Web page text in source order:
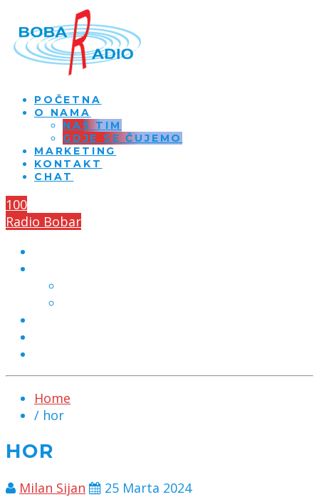
POČETNA
O NAMA
NAŠ TIM
GDJE SE ČUJEMO
MARKETING
KONTAKT
CHAT
100
Radio Bobar
Home
/ hor
HOR
Milan Sijan 25 Marta 2024